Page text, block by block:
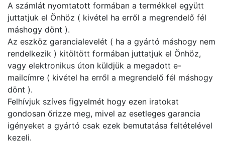
A számlát nyomtatott formában a termékkel együtt
juttatjuk el Önhöz ( kivétel ha erről a megrendelő fél
máshogy dönt ).
Az eszköz garancialevelét ( ha a gyártó máshogy nem
rendelkezik ) kitöltött formában juttatjuk el Önhöz,
vagy elektronikus úton küldjük a megadott e-
mailcímre ( kivétel ha erről a megrendelő fél máshogy
dönt ).
Felhívjuk szíves figyelmét hogy ezen iratokat
gondosan őrizze meg, mivel az esetleges garancia
igényeket a gyártó csak ezek bemutatása feltételével
kezeli.